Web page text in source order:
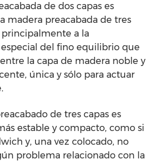
de dos capas es
madera preacabada de tres
a la
del fino equilibrio que
la capa de madera noble y
única y sólo para actuar
de tres capas es
estable y compacto, como si
y, una vez colocado, no
problema relacionado con la